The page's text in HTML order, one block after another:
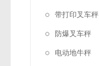
带打印叉车秤
防爆叉车秤
电动地牛秤